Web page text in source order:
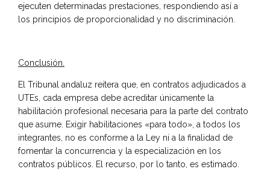
ejecuten determinadas prestaciones, respondiendo así a
los principios de proporcionalidad y no discriminación.
Conclusión.
El Tribunal andaluz reitera que, en contratos adjudicados a
UTEs, cada empresa debe acreditar únicamente la
habilitación profesional necesaria para la parte del contrato
que asume. Exigir habilitaciones «para todo», a todos los
integrantes, no es conforme a la Ley ni a la finalidad de
fomentar la concurrencia y la especialización en los
contratos públicos. El recurso, por lo tanto, es estimado.